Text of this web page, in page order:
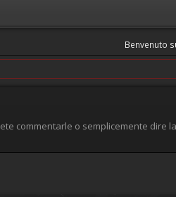
Benvenuto
commentarle o semplicemente dire